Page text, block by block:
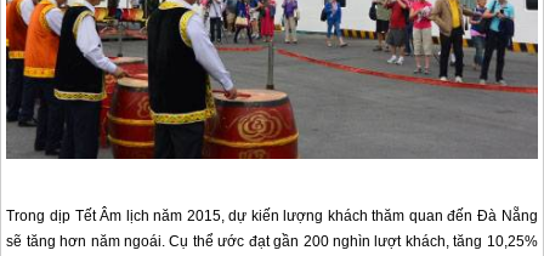
Trong dịp Tết Âm lịch năm 2015, dự kiến lượng khách thăm quan đến Đà Nẵng
sẽ tăng hơn năm ngoái. Cụ thể ước đạt gần 200 nghìn lượt khách, tăng 10,25%